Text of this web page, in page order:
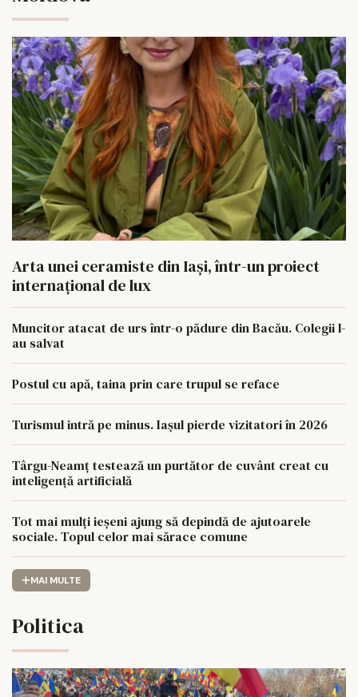
Arta unei ceramiste din Iași, într-un proiect
internațional de lux
Muncitor atacat de urs într-o pădure din Bacău. Colegii l-
au salvat
Postul cu apă, taina prin care trupul se reface
Turismul intră pe minus. Iașul pierde vizitatori în 2026
Târgu-Neamț testează un purtător de cuvânt creat cu
inteligență artificială
Tot mai mulți ieșeni ajung să depindă de ajutoarele
sociale. Topul celor mai sărace comune
MAI MULTE
Politica